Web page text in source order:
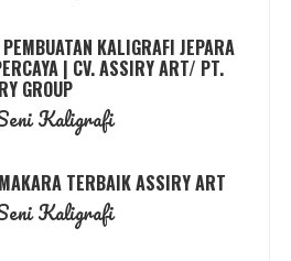
KALIGRAFI JEPARA
| CV. ASSIRY ART/ PT.
GROUP
Kaligrafi
TERBAIK ASSIRY ART
Kaligrafi